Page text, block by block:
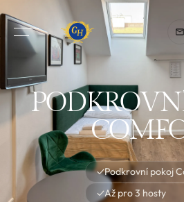
✓Podkrovní pokoj
✓Až pro 3 hosty